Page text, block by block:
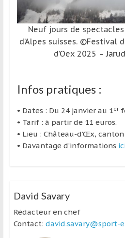
Neuf jours de
d’Alpes suisses. ©Festival
d’Oex 2025 –
Infos pratiques :
• Dates : Du 24 janvier au 1er
• Tarif : à partir de 11 euros.
• Lieu : Château-d’Œx, canton
• Davantage d’informations
David Savary
Rédacteur en chef
Contact: david.savary@sport-